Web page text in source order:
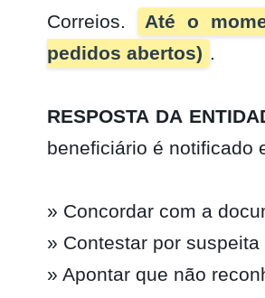
Correios.
Até o
pedidos abertos) .
RESPOSTA DA
beneficiário é notificado
» Concordar com a
» Contestar por
» Apontar que não